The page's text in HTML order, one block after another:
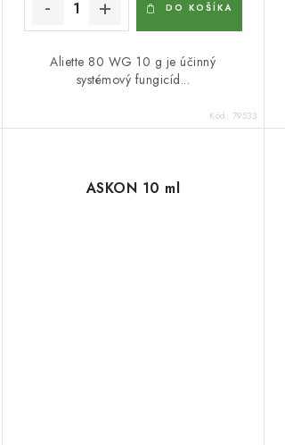
DO KOŠÍKA
Aliette 80 WG 10 g je účinný
systémový fungicíd...
Kód: 79533
ASKON 10 ml